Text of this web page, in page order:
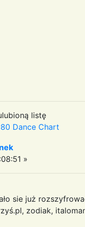
listę
Dance Chart
»
sie już
zodiak,